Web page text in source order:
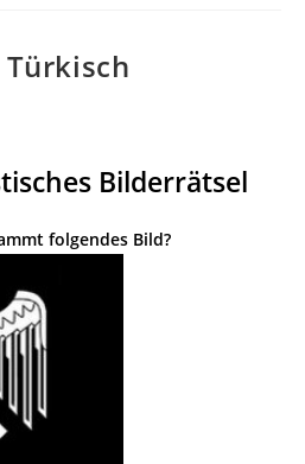
Bilderrätsel
folgendes Bild?